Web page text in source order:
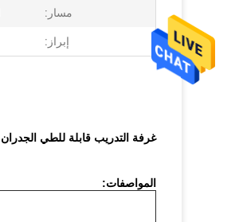
مسار:
إبراز:
غرفة التدريب قابلة للطي الجدران
المواصفات: